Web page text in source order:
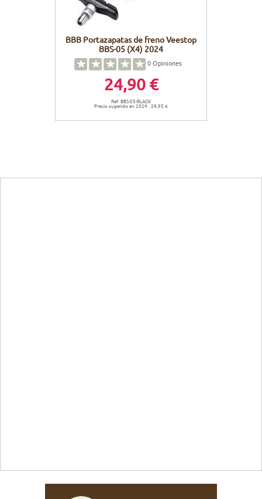
BBB Portazapatas de freno Veestop
BBS-05 (X4) 2024
0Opiniones
24,90 €
Ref. BBS-05-BLACK
Precio sugerido en 2024 : 29,95 €